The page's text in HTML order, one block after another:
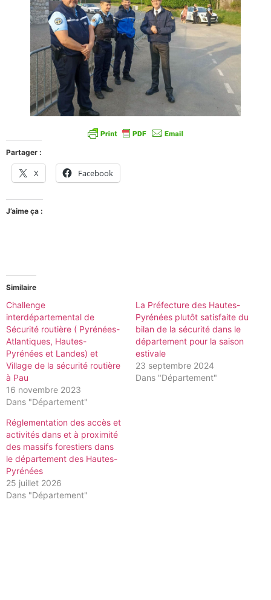
Partager :
X Facebook
J’aime ça :
Similaire
Challenge
interdépartemental de
Sécurité routière ( Pyrénées-
Atlantiques, Hautes-
Pyrénées et Landes) et
Village de la sécurité routière
à Pau
16 novembre 2023
Dans "Département"
La Préfecture des Hautes-
Pyrénées plutôt satisfaite du
bilan de la sécurité dans le
département pour la saison
estivale
23 septembre 2024
Dans "Département"
Réglementation des accès et
activités dans et à proximité
des massifs forestiers dans
le département des Hautes-
Pyrénées
25 juillet 2026
Dans "Département"